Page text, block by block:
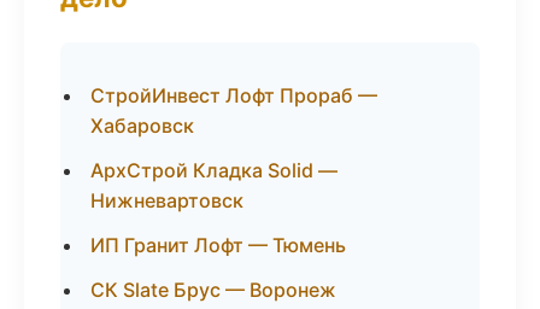
СтройИнвест Лофт Прораб —
Хабаровск
АрхСтрой Кладка Solid —
Нижневартовск
ИП Гранит Лофт — Тюмень
СК Slate Брус — Воронеж